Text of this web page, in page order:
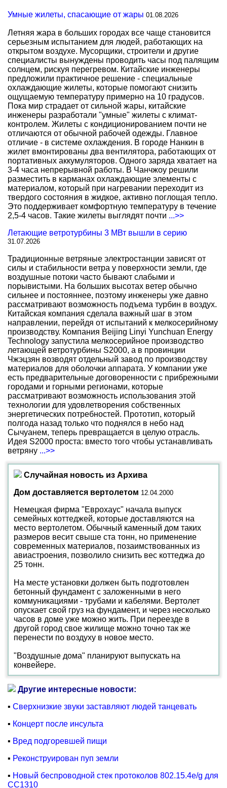
Умные жилеты, спасающие от жары 01.08.2026
Летняя жара в больших городах все чаще становится
серьезным испытанием для людей, работающих на
открытом воздухе. Мусорщики, строители и другие
специалисты вынуждены проводить часы под палящим
солнцем, рискуя перегревом. Китайские инженеры
предложили практичное решение - специальные
охлаждающие жилеты, которые помогают снизить
ощущаемую температуру примерно на 10 градусов.
Пока мир страдает от сильной жары, китайские
инженеры разработали "умные" жилеты с климат-
контролем. Жилеты с кондиционированием почти не
отличаются от обычной рабочей одежды. Главное
отличие - в системе охлаждения. В городе Нанкин в
жилет вмонтированы два вентилятора, работающих от
портативных аккумуляторов. Одного заряда хватает на
3-4 часа непрерывной работы. В Чанчжоу решили
разместить в карманах охлаждающие элементы с
материалом, который при нагревании переходит из
твердого состояния в жидкое, активно поглощая тепло.
Это поддерживает комфортную температуру в течение
2,5-4 часов. Такие жилеты выглядят почти ...>>
Летающие ветротурбины 3 МВт вышли в серию
31.07.2026
Традиционные ветряные электростанции зависят от
силы и стабильности ветра у поверхности земли, где
воздушные потоки часто бывают слабыми и
порывистыми. На больших высотах ветер обычно
сильнее и постояннее, поэтому инженеры уже давно
рассматривают возможность подъема турбин в воздух.
Китайская компания сделала важный шаг в этом
направлении, перейдя от испытаний к мелкосерийному
производству. Компания Beijing Linyi Yunchuan Energy
Technology запустила мелкосерийное производство
летающей ветротурбины S2000, а в провинции
Чжэцзян возводят отдельный завод по производству
материалов для оболочки аппарата. У компании уже
есть предварительные договоренности с прибрежными
городами и горными регионами, которые
рассматривают возможность использования этой
технологии для удовлетворения собственных
энергетических потребностей. Прототип, который
полгода назад только что поднялся в небо над
Сычуанем, теперь превращается в целую отрасль.
Идея S2000 проста: вместо того чтобы устанавливать
ветряну ...>>
Случайная новость из Архива
Дом доставляется вертолетом 12.04.2000
Немецкая фирма "Еврохаус" начала выпуск
семейных коттеджей, которые доставляются на
место вертолетом. Обычный каменный дом таких
размеров весит свыше ста тонн, но применение
современных материалов, позаимствованных из
авиастроения, позволило снизить вес коттеджа до
25 тонн.
На месте установки должен быть подготовлен
бетонный фундамент с заложенными в него
коммуникациями - трубами и кабелями. Вертолет
опускает свой груз на фундамент, и через несколько
часов в доме уже можно жить. При переезде в
другой город свое жилище можно точно так же
перенести по воздуху в новое место.
"Воздушные дома" планируют выпускать на
конвейере.
Другие интересные новости:
▪ Сверхнизкие звуки заставляют людей танцевать
▪ Концерт после инсульта
▪ Вред подгоревшей пищи
▪ Реконструирован пуп земли
▪ Новый беспроводной стек протоколов 802.15.4e/g для
CC1310